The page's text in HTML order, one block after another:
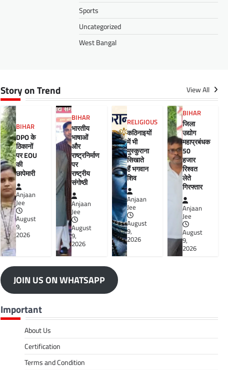
Sports
Uncategorized
West Bangal
Story on Trend View All
BIHAR
DPO के
ठिकानों
पर EOU
की
छापेमारी
Anjaan
Jee
August
9,
2026
BIHAR
भारतीय
भाषाओं
और
राष्ट्रनिर्माण
पर
राष्ट्रीय
संगोष्ठी
Anjaan
Jee
August
9,
2026
RELIGIOUS
कठिनाइयों
में भी
मुस्कुराना
सिखाते
हैं भगवान
शिव
Anjaan
Jee
August
9,
2026
BIHAR
जिला
उद्योग
महाप्रबंधक
50
हजार
रिश्वत
लेते
गिरफ्तार
Anjaan
Jee
August
9,
2026
JOIN US ON WHATSAPP
Important
About Us
Certification
Terms and Condition